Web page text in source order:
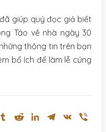
giúp quý đọc giả biết
Táo về nhà ngày 30
thông tin trên bạn
bổ ích để làm lễ cúng
TumblrRedditLinkedInTelegram
VK